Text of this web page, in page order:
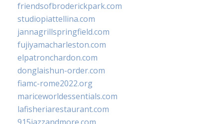
friendsofbroderickpark.com
studiopiattellina.com
jannagrillspringfield.com
fujiyamacharleston.com
elpatronchardon.com
donglaishun-order.com
fiamc-rome2022.org
mariceworldessentials.com
lafisheriarestaurant.com